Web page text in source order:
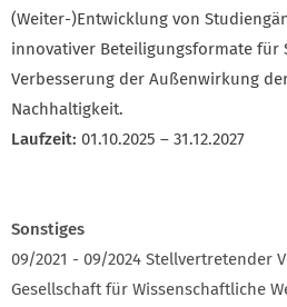
(Weiter-)Entwicklung von
innovativer Beteiligungsformate für
Verbesserung der Außenwirkung
Nachhaltigkeit.
Laufzeit: 01.10.2025 – 31.12.2027
Sonstiges
09/2021 - 09/2024 Stellvertretender
Gesellschaft für Wissenschaftliche